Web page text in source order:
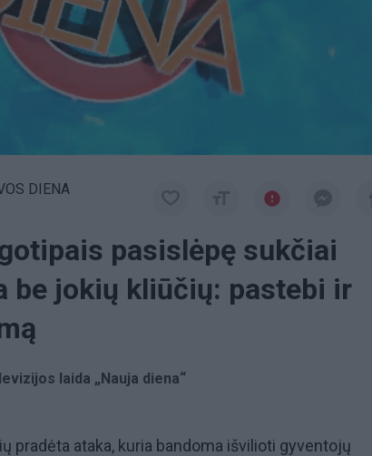
DIENA
pasislėpę sukčiai
be jokių kliūčių: pastebi ir
laida „Nauja diena“
pradėta ataka, kuria bandoma išvilioti gyventojų